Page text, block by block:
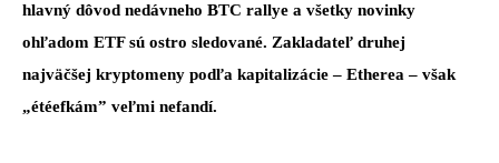
hlavný dôvod nedávneho BTC rallye a všetky novinky
ohľadom ETF sú ostro sledované. Zakladateľ druhej
najväčšej kryptomeny podľa kapitalizácie – Etherea – však
„étéefkám” veľmi nefandí.